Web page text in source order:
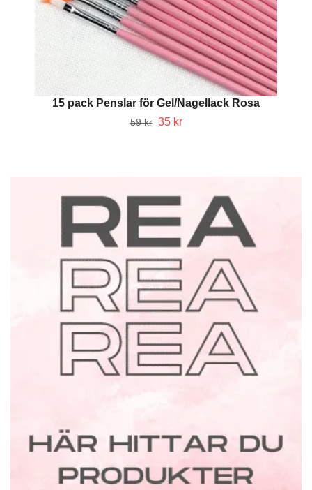
15 pack Penslar för Gel/Nagellack Rosa
59 kr 35 kr